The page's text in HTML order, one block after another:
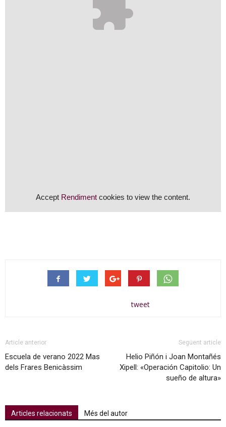
Accept Rendiment cookies to view the content.
tweet
Article anterior
Escuela de verano 2022 Mas
dels Frares Benicàssim
Següent article
Helio Piñón i Joan Montañés
Xipell: «Operación Capitolio: Un
sueño de altura»
Articles relacionats Més del autor